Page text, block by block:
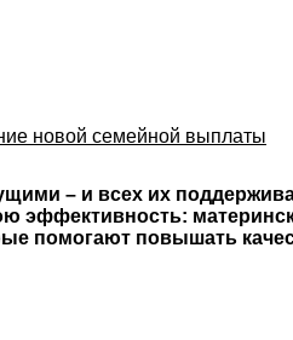
новой семейной выплаты
– и всех их
эффективность:
помогают повышать